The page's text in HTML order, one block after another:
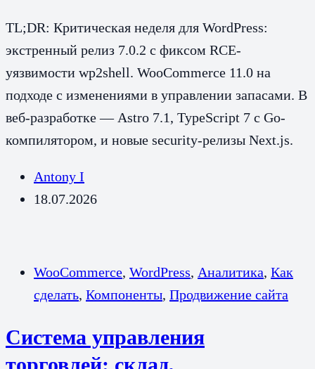
TL;DR: Критическая неделя для WordPress:
экстренный релиз 7.0.2 с фиксом RCE-
уязвимости wp2shell. WooCommerce 11.0 на
подходе с изменениями в управлении запасами. В
веб-разработке — Astro 7.1, TypeScript 7 с Go-
компилятором, и новые security-релизы Next.js.
Antony I
18.07.2026
WooCommerce, WordPress, Аналитика, Как
сделать, Компоненты, Продвижение сайта
Система управления